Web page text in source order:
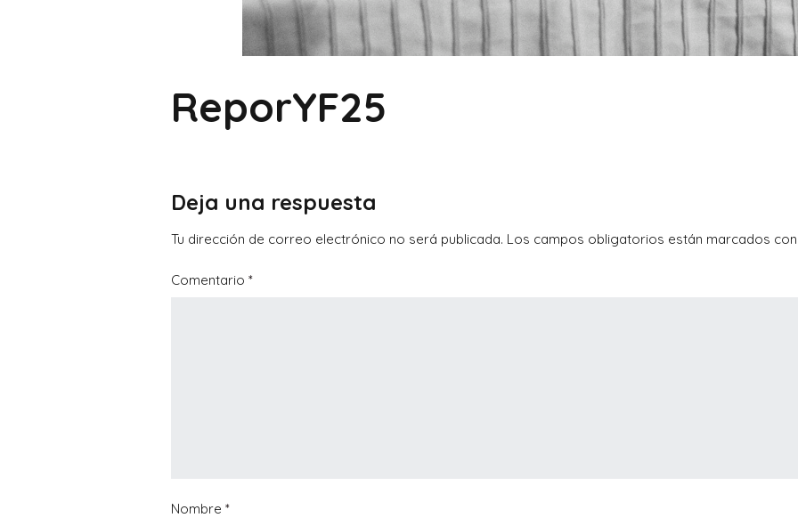
ReporYF25
Deja una respuesta
Tu dirección de correo electrónico no será publicada. Los campos obligatorios están marcados
Comentario *
Nombre *